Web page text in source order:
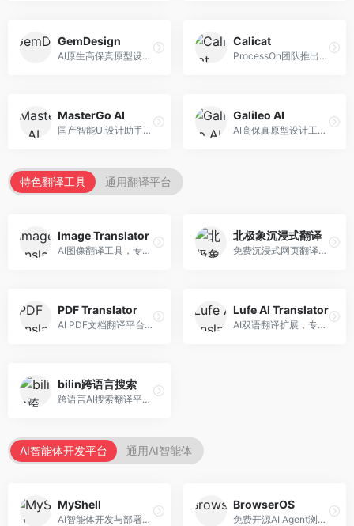
GemDesign
AI原生高保真原型设计工具，专注于智能设计生成。面向设计师，提供界面生成、设计优化、原型制作等服务，设计自动化程度高。
Calicat
ProcessOn团队推出的产设研协作平台，整合设计与协作功能。面向产品团队，提供设计协作、文档管理、团队沟通等服务，产研协作便捷。
MasterGo AI
国产智能UI设计助手，专注于界面设计自动化。面向UI设计师，提供界面生成、组件设计、设计系统构建等服务，中文用户适配性好。
Galileo AI
AI高保真原型设计工具，专注于UI界面生成。面向设计师和产品团队，提供界面生成、交互设计、设计优化等服务，界面质量高。
特色翻译工具 通用翻译平台
Image Translator
AI图像翻译工具，专注于图片文字翻译。面向设计师和电商从业者，提供图片文字识别、翻译、替换等服务，图像翻译效果好。
北极象沉浸式翻译
免费沉浸式网页翻译工具，专注于阅读体验。面向普通用户，提供网页双语翻译、文档翻译等服务，免费使用，翻译质量高。
PDF Translator
AI PDF文档翻译平台，专注于文档本地化。面向商务人士，提供PDF翻译、格式保留、批量处理等服务，文档翻译专业。
Lufe AI Translator
AI双语翻译扩展，专注于浏览器翻译场景。面向外语内容阅读者，提供网页双语翻译、划词翻译等服务，浏览器集成便捷。
bilin跨语言搜索
跨语言AI搜索翻译平台，专注于信息获取。面向研究者和内容创作者，提供跨语言搜索、内容翻译、信息整合等服务，跨语言检索能力强。
AI智能体开发平台 通用AI智能体
MyShell
AI智能体开发与部署平台，专注于语音交互智能体。面向开发者，提供语音智能体创建、部署服务、社区分享等功能，语音交互能力强。
BrowserOS
免费开源AI Agent浏览器，专注于浏览器自动化。面向开发者，提供浏览器控制、任务自动化、API接口等服务，开源免费。